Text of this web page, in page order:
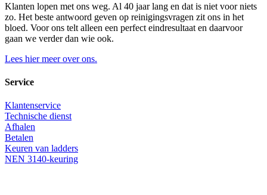
Klanten lopen met ons weg. Al 40 jaar lang en dat is niet voor niets
zo. Het beste antwoord geven op reinigingsvragen zit ons in het
bloed. Voor ons telt alleen een perfect eindresultaat en daarvoor
gaan we verder dan wie ook.
Lees hier meer over ons.
Service
Klantenservice
Technische dienst
Afhalen
Betalen
Keuren van ladders
NEN 3140-keuring